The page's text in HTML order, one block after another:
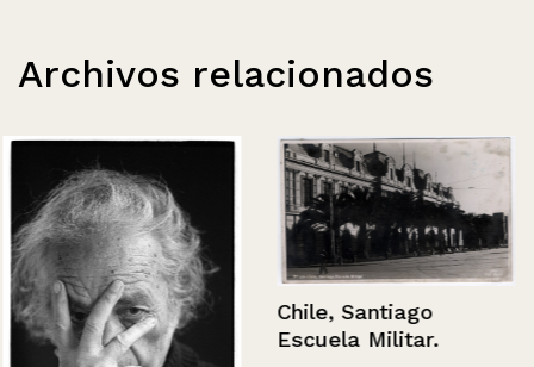
Archivos relacionados
Chile, Santiago
Escuela Militar.